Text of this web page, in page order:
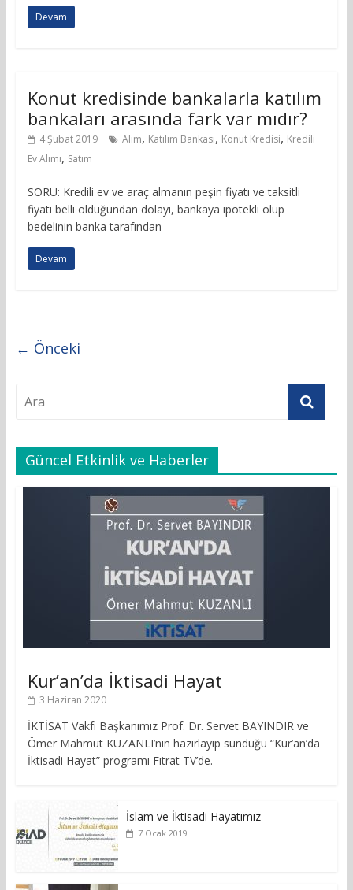
Devam
Konut kredisinde bankalarla katılım
bankaları arasında fark var mıdır?
4 Şubat 2019 Alım, Katılım Bankası, Konut Kredisi, Kredili
Ev Alımı, Satım
SORU: Kredili ev ve araç almanın peşin fiyatı ve taksitli
fiyatı belli olduğundan dolayı, bankaya ipotekli olup
bedelinin banka tarafından
Devam
← Önceki
Güncel Etkinlik ve Haberler
Kur’an’da İktisadi Hayat
3 Haziran 2020
İKTİSAT Vakfı Başkanımız Prof. Dr. Servet BAYINDIR ve
Ömer Mahmut KUZANLI’nın hazırlayıp sunduğu “Kur’an’da
İktisadi Hayat” programı Fıtrat TV’de.
İslam ve İktisadi Hayatımız
7 Ocak 2019